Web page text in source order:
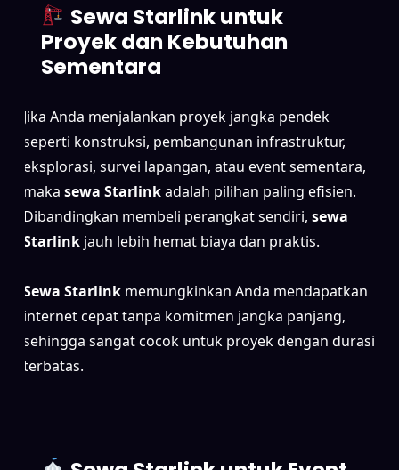
Sewa Starlink untuk
Proyek dan Kebutuhan
Sementara
Jika Anda menjalankan proyek jangka pendek
seperti konstruksi, pembangunan infrastruktur,
eksplorasi, survei lapangan, atau event sementara,
maka sewa Starlinkadalah pilihan paling efisien.
Dibandingkan membeli perangkat sendiri, sewa
Starlink jauh lebih hemat biaya dan praktis.
Sewa Starlink memungkinkan Anda mendapatkan
internet cepat tanpa komitmen jangka panjang,
sehingga sangat cocok untuk proyek dengan durasi
terbatas.